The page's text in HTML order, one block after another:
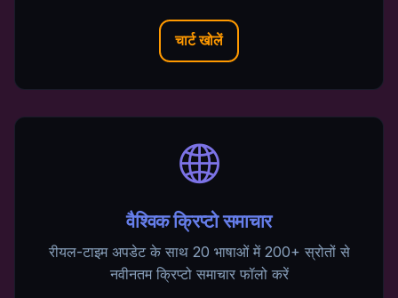
चार्ट खोलें
वैश्विक क्रिप्टो समाचार
रीयल-टाइम अपडेट के साथ 20 भाषाओं में 200+ स्रोतों से
नवीनतम क्रिप्टो समाचार फॉलो करें